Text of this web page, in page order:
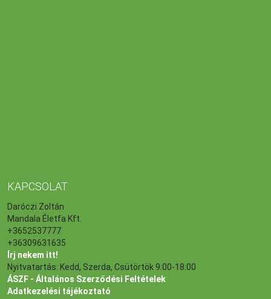
KAPCSOLAT
Daróczi Zoltán
Mandala Életfa Kft.
+3652537777
+36309631635
Írj nekem itt!
Nyitvatartás: Kedd, Szerda, Csütörtök 9:00-18:00
ÁSZF - Általános Szerződési Feltételek
Adatkezelési tájékoztató